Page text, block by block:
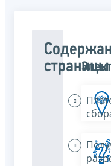
страницы